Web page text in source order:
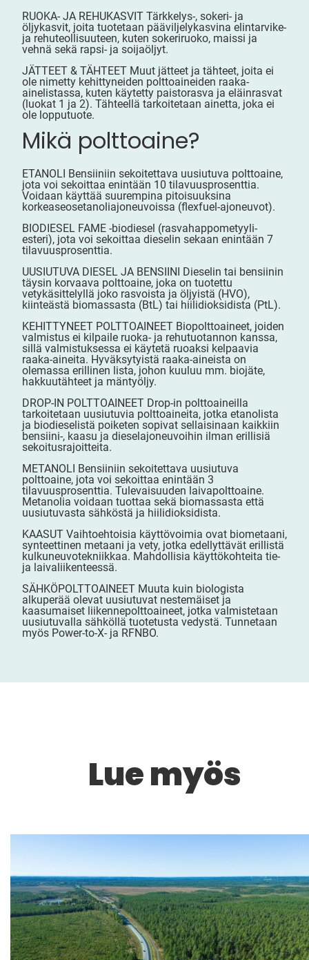
RUOKA- JA REHUKASVIT Tärkkelys-, sokeri- ja
öljykasvit, joita tuotetaan pääviljelykasvina elintarvike-
ja rehuteollisuuteen, kuten sokeriruoko, maissi ja
vehnä sekä rapsi- ja soijaöljyt.
JÄTTEET & TÄHTEET Muut jätteet ja tähteet, joita ei
ole nimetty kehittyneiden polttoaineiden raaka-
ainelistassa, kuten käytetty paistorasva ja eläinrasvat
(luokat 1 ja 2). Tähteellä tarkoitetaan ainetta, joka ei
ole lopputuote.
Mikä polttoaine?
ETANOLI Bensiiniin sekoitettava uusiutuva polttoaine,
jota voi sekoittaa enintään 10 tilavuusprosenttia.
Voidaan käyttää suurempina pitoisuuksina
korkeaseosetanoliajoneuvoissa (flexfuel-ajoneuvot).
BIODIESEL FAME -biodiesel (rasvahappometyyli-
esteri), jota voi sekoittaa dieselin sekaan enintään 7
tilavuusprosenttia.
UUSIUTUVA DIESEL JA BENSIINI Dieselin tai bensiinin
täysin korvaava polttoaine, joka on tuotettu
vetykäsittelyllä joko rasvoista ja öljyistä (HVO),
kiinteästä biomassasta (BtL) tai hiilidioksidista (PtL).
KEHITTYNEET POLTTOAINEET Biopolttoaineet, joiden
valmistus ei kilpaile ruoka- ja rehutuotannon kanssa,
sillä valmistuksessa ei käytetä ruoaksi kelpaavia
raaka-aineita. Hyväksytyistä raaka-aineista on
olemassa erillinen lista, johon kuuluu mm. biojäte,
hakkuutähteet ja mäntyöljy.
DROP-IN POLTTOAINEET Drop-in polttoaineilla
tarkoitetaan uusiutuvia polttoaineita, jotka etanolista
ja biodieselistä poiketen sopivat sellaisinaan kaikkiin
bensiini-, kaasu ja dieselajoneuvoihin ilman erillisiä
sekoitusrajoitteita.
METANOLI Bensiiniin sekoitettava uusiutuva
polttoaine, jota voi sekoittaa enintään 3
tilavuusprosenttia. Tulevaisuuden laivapolttoaine.
Metanolia voidaan tuottaa sekä biomassasta että
uusiutuvasta sähköstä ja hiilidioksidista.
KAASUT Vaihtoehtoisia käyttövoimia ovat biometaani,
synteettinen metaani ja vety, jotka edellyttävät erillistä
kulkuneuvotekniikkaa. Mahdollisia käyttökohteita tie-
ja laivaliikenteessä.
SÄHKÖPOLTTOAINEET Muuta kuin biologista
alkuperää olevat uusiutuvat nestemäiset ja
kaasumaiset liikennepolttoaineet, jotka valmistetaan
uusiutuvalla sähköllä tuotetusta vedystä. Tunnetaan
myös Power-to-X- ja RFNBO.
Lue myös